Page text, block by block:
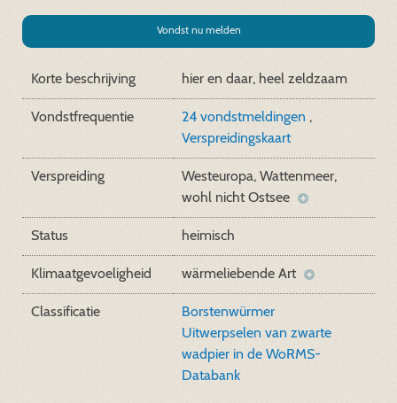
Vondst nu melden
Korte beschrijving hier en daar, heel zeldzaam
Vondstfrequentie 24 vondstmeldingen ,
Verspreidingskaart
Verspreiding
Westeuropa, Wattenmeer,
wohl nicht Ostsee
Status heimisch
Klimaatgevoeligheid wärmeliebende Art
Classificatie
Borstenwürmer
Uitwerpselen van zwarte
wadpier in de WoRMS-
Databank